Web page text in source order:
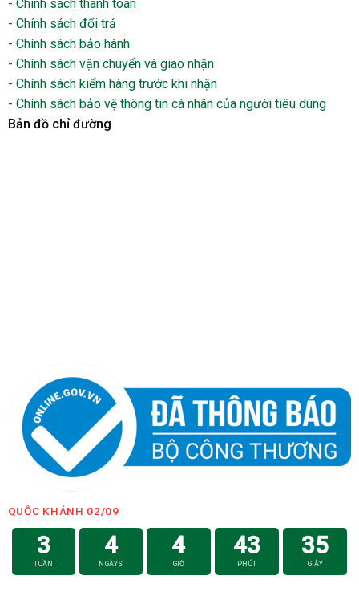
- Chính sách thanh toán
- Chính sách đổi trả
- Chính sách bảo hành
- Chính sách vận chuyển và giao nhận
- Chính sách kiểm hàng trước khi nhận
- Chính sách bảo vệ thông tin cá nhân của người tiêu dùng
Bản đồ chỉ đường
QUỐC KHÁNH 02/09
3
TUẦN
4
NGÀYS
4
GIỜ
43
PHÚT
34
GIÂY